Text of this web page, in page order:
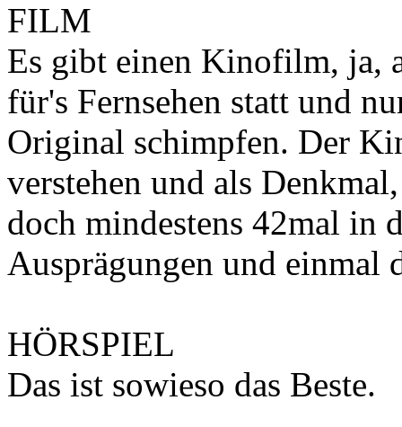
FILM
Es gibt einen Kinofilm, ja,
für's Fernsehen statt und
Original schimpfen. Der
verstehen und als
doch mindestens 42mal in
Ausprägungen und einmal
HÖRSPIEL
Das ist sowieso das Beste.